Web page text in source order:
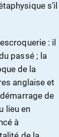
s’il
: il
passé ; la
de la
anglaise et
de
lieu en
à